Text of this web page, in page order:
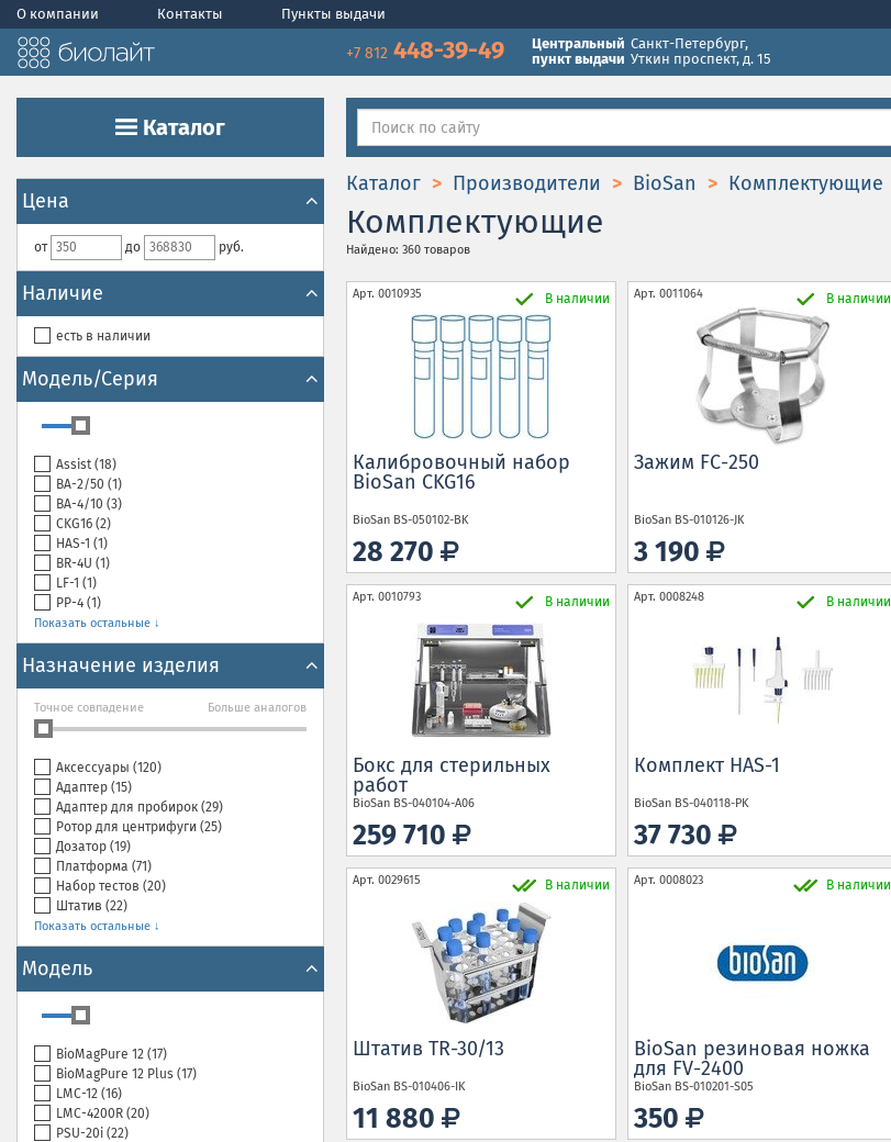
О компании Контакты Пункты выдачи
+7 812 448-39-49
Центральный
пункт выдачи
Санкт-Петербург,
Уткин проспект, д. 15
Каталог
Цена
от до руб.
Наличие
есть в наличии
Модель/Серия
Assist (18)
BA-2/50 (1 )
BA-4/10 (3)
CKG16 (2)
HAS-1 (1 )
BR-4U (1 )
LF-1 (1 )
PP-4 (1 )
Показать остальные ↓
Назначение изделия
Больше аналогов
Точное совпадение
Аксессуары (120)
Адаптер (15)
Адаптер для пробирок (29)
Ротор для центрифуги (25)
Дозатор (19)
Платформа (71 )
Набор тестов (20)
Штатив (22)
Показать остальные ↓
Модель
BioMagPure 12 (17)
BioMagPure 12 Plus (17)
LMC-12 (16)
LMC-4200R (20)
PSU-20i (22)
Каталог Производители BioSan Комплектующие
Комплектующие
Найдено: 360 товаров
Арт. 0010935 В наличии
Калибровочный набор
BioSan CKG16
BioSan BS-050102-BK
28 270
Арт. 0011064 В наличии
Зажим FC-250
BioSan BS-010126-JK
3 190
Арт. 0010793 В наличии
Бокс для стерильных
работ
BioSan BS-040104-A06
259 710
Арт. 0008248 В наличии
Комплект HAS-1
BioSan BS-040118-PK
37 730
Арт. 0029615 В наличии
Штатив TR-30/13
BioSan BS-010406-IK
11 880
Арт. 0008023 В наличии
BioSan резиновая ножка
для FV-2400
BioSan BS-010201-S05
350